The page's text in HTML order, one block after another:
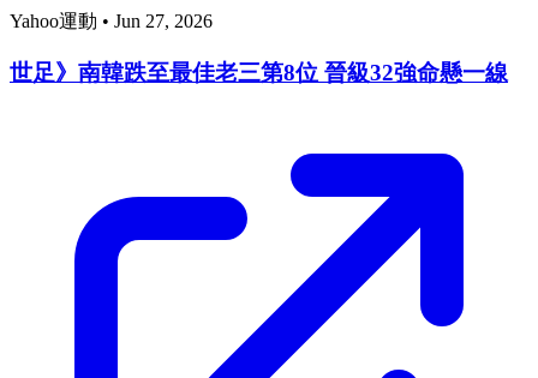
Yahoo運動 • Jun 27, 2026
世足》南韓跌至最佳老三第8位 晉級32強命懸一線